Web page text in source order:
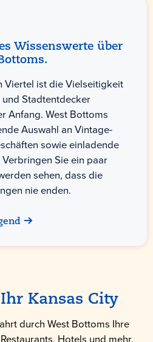
Wissenswerte über
Viertel ist die Vielseitigkeit
Stadtentdecker
Anfang. West Bottoms
Auswahl an Vintage-
sowie einladende
Sie ein paar
sehen, dass die
nie enden.
Kansas City
durch West Bottoms Ihre